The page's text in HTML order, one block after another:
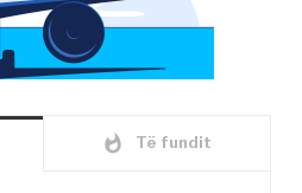
whatshot Të fundit